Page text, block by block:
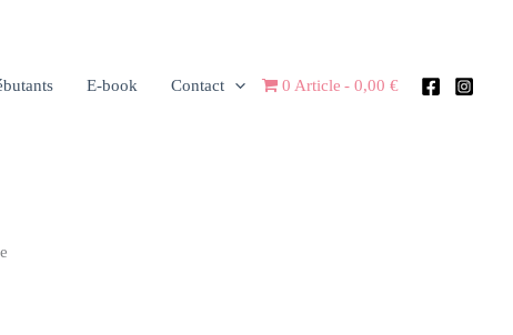
E-book Contact 0 Article 0,00 €